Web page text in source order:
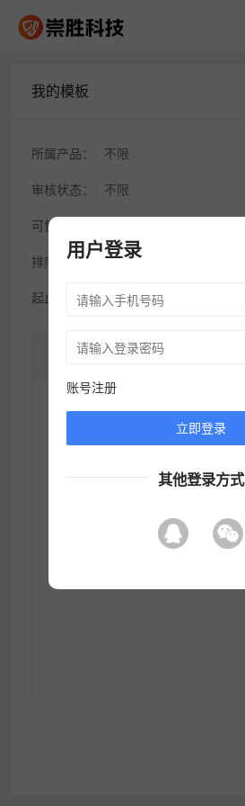
我的模板
所属产品：
审核状态：
可售状态：
排序方式：
起止时间：
模版ID 模版封面
登录超时
用户登录
账号注册
立即登录
其他登录方式